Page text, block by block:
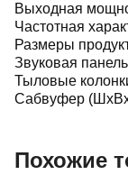
Выходная
Частотная
Размеры
Звуковая
Тыловые
Сабвуфер
Похожие